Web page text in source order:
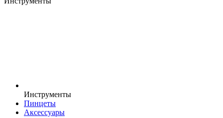
Инструменты
Пинцеты
Аксессуары